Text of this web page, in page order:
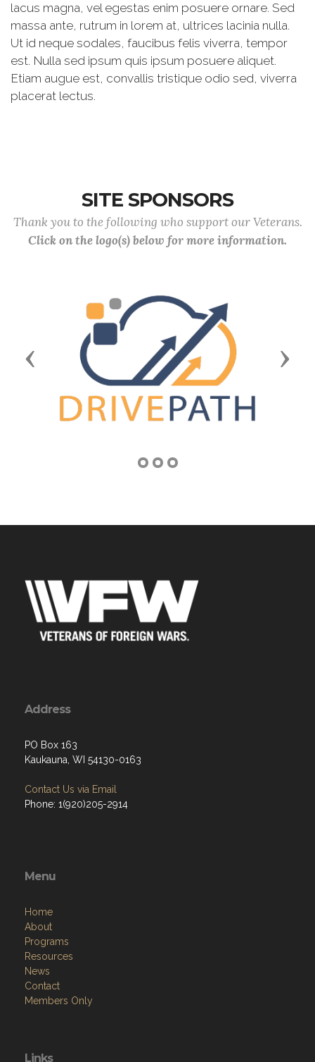
lacus magna, vel egestas enim posuere ornare. Sed
massa ante, rutrum in lorem at, ultrices lacinia nulla.
Ut id neque sodales, faucibus felis viverra, tempor
est. Nulla sed ipsum quis ipsum posuere aliquet.
Etiam augue est, convallis tristique odio sed, viverra
placerat lectus.
SITE SPONSORS
Thank you to the following who support our Veterans.
Click on the logo(s) below for more information.
Previous Next
Address
PO Box 163
Kaukauna, WI 54130-0163
Contact Us via Email
Phone: 1(920)205-2914
Menu
Home
About
Programs
Resources
News
Contact
Members Only
Links